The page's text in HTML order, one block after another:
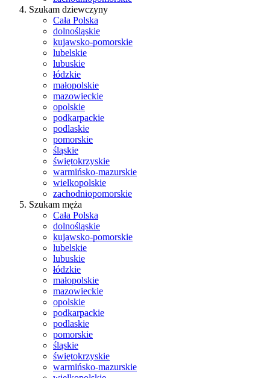
Szukam dziewczyny
Cała Polska
dolnośląskie
kujawsko-pomorskie
lubelskie
lubuskie
łódzkie
małopolskie
mazowieckie
opolskie
podkarpackie
podlaskie
pomorskie
śląskie
świętokrzyskie
warmińsko-mazurskie
wielkopolskie
zachodniopomorskie
Szukam męża
Cała Polska
dolnośląskie
kujawsko-pomorskie
lubelskie
lubuskie
łódzkie
małopolskie
mazowieckie
opolskie
podkarpackie
podlaskie
pomorskie
śląskie
świętokrzyskie
warmińsko-mazurskie